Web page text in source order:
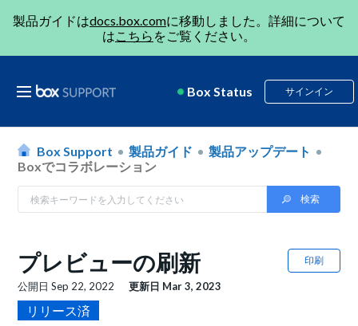
製品ガイドはdocs.box.comに移動しました。詳細について
はこちら をご覧ください。
Box Status サインイン
Box Support 製品ガイド
製品アップデート
Boxでコラボレーション
印刷
プレビューの刷新
公開日Sep 22, 2022 更新日 Mar 3, 2023
リリース済